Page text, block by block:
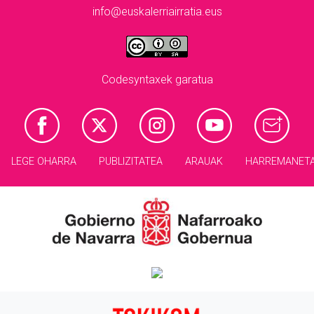
info@euskalerriairratia.eus
Codesyntaxek garatua
LEGE OHARRA PUBLIZITATEA ARAUAK